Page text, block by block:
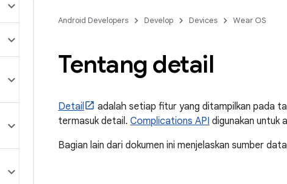
Android Developers Develop Devices Wear OS
Tentang detail
Detail
adalah setiap fitur yang ditampilkan pada
termasuk detail. Complications API digunakan untuk
Bagian lain dari dokumen ini menjelaskan sumber